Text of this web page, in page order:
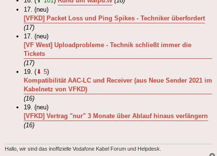
17. (neu)
[VFKD] Packet Loss und Ping Spikes - Techniker überfordert
(17)
17. (neu)
[VF West] Uploadprobleme - Technik schließt immer die
Tickets
(17)
19. (⬇ 5)
Kompatibilität AAC-LC und Receiver (aus Neue Sender 2021 im
Kabelnetz von VFKD)
(16)
19. (neu)
[VFKD] Vertrag "nur" 3 Monate über Ablauf hinaus verlängern
(16)
Hallo, wir sind das inoffizielle Vodafone Kabel Forum und Helpdesk.